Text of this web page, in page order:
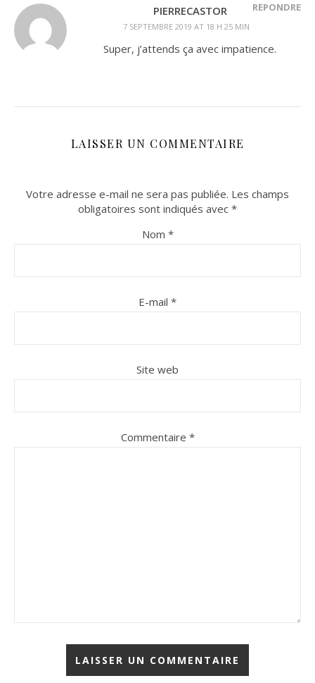
PIERRECASTOR
7 SEPTEMBRE 2019 AT 18 H 25 MIN
RÉPONDRE
Super, j’attends ça avec impatience.
LAISSER UN COMMENTAIRE
Votre adresse e-mail ne sera pas publiée. Les champs
obligatoires sont indiqués avec *
Nom *
E-mail *
Site web
Commentaire *